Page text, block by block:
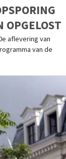
OPGELOST
aflevering van
van de